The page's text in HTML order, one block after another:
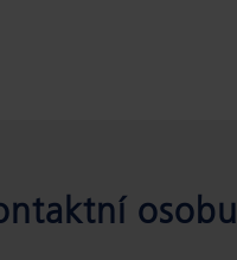
osobu